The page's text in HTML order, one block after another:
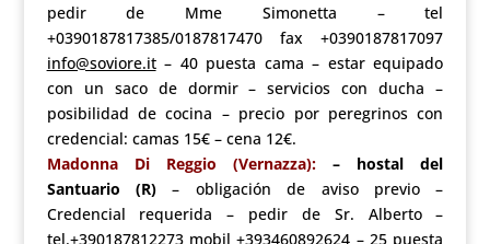
pedir de Mme Simonetta – tel
+0390187817385/0187817470 fax +0390187817097
info@soviore.it– 40 puesta cama – estar equipado
con un saco de dormir – servicios con ducha –
posibilidad de cocina – precio por peregrinos con
credencial: camas 15€ – cena 12€.
Madonna Di Reggio (Vernazza): – hostal del
Santuario (R)– obligación de aviso previo –
Credencial requerida – pedir de Sr. Alberto –
tel.+390187812273 mobil +393460892624 – 25 puesta